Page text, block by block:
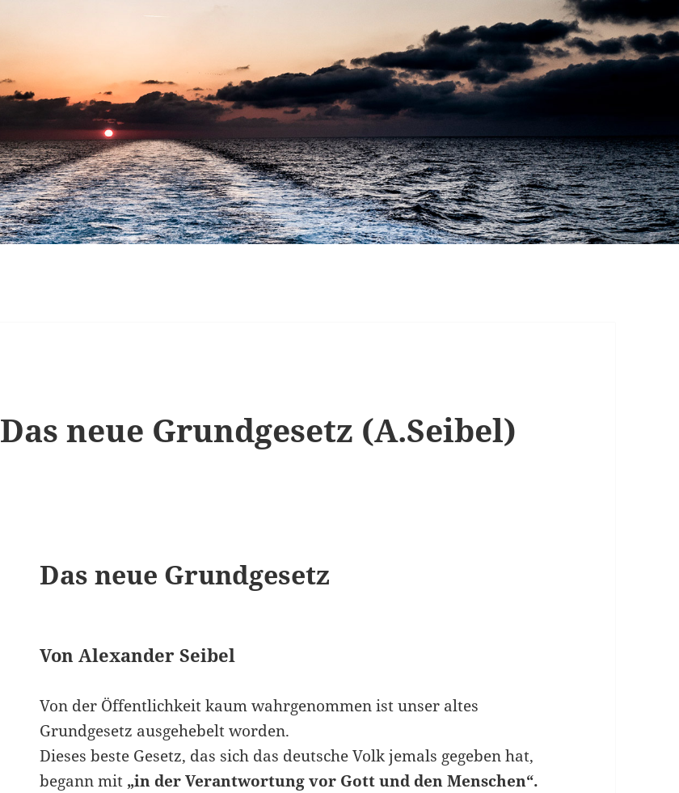
Das neue Grundgesetz (A.Seibel)
Das neue Grundgesetz
Von Alexander Seibel
Von der Öffentlichkeit kaum wahrgenommen ist unser altes
Grundgesetz ausgehebelt worden.
Dieses beste Gesetz, das sich das deutsche Volk jemals gegeben hat,
begann mit „in der Verantwortung vor Gott und den Menschen“.